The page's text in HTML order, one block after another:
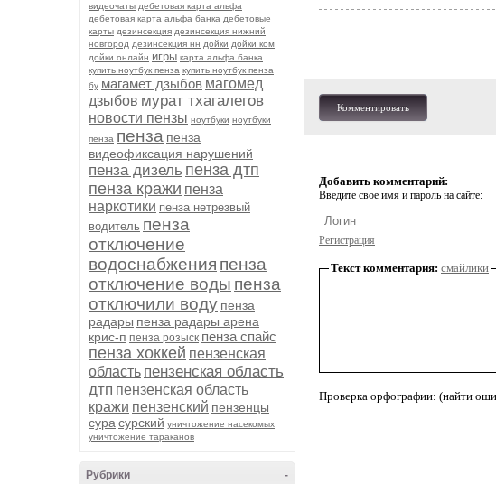
видеочаты дебетовая карта альфа
дебетовая карта альфа банка дебетовые
карты дезинсекция дезинсекция нижний
новгород дезинсекция нн дойки дойки ком
дойки онлайн игры карта альфа банка
купить ноутбук пенза купить ноутбук пенза
бу магамет дзыбов магомед
дзыбов мурат тхагалегов
новости пензы ноутбуки ноутбуки
пенза пенза пенза
видеофиксация нарушений
пенза дизель пенза дтп
пенза кражи пенза
наркотики пенза нетрезвый
водитель пенза
отключение
водоснабжения пенза
отключение воды пенза
отключили воду пенза
радары пенза радары арена
крис-п пенза розыск пенза спайс
пенза хоккей пензенская
область пензенская область
дтп пензенская область
кражи пензенский пензенцы
сура сурский уничтожение насекомых
уничтожение тараканов
-
Рубрики
Комментировать
Добавить комментарий:
Введите свое имя и пароль на сайте:
Регистрация
Текст комментария: смайлики
Проверка орфографии: (найти